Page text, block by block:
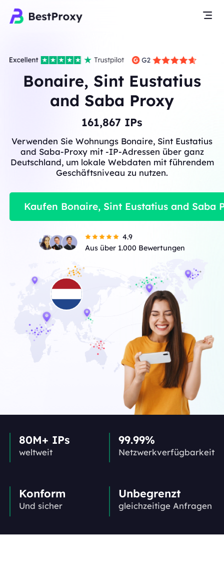
Bonaire, Sint Eustatius
and Saba Proxy
161,867 IPs
Verwenden Sie Wohnungs Bonaire, Sint Eustatius
and Saba-Proxy mit -IP-Adressen über ganz
Deutschland, um lokale Webdaten mit führendem
Geschäftsniveau zu nutzen.
Kaufen Bonaire, Sint Eustatius and Saba
4.9
Aus über 1.000 Bewertungen
80M+ IPs
weltweit
99.99%
Netzwerkverfügbarkeit
Konform
Und sicher
Unbegrenzt
gleichzeitige Anfragen